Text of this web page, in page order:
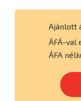
Ajánlott
ÁFÁ-val
ÁFA